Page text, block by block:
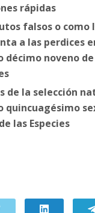
rápidas
falsos o como
a las perdices
décimo noveno
de la selección
quincuagésimo
las Especies